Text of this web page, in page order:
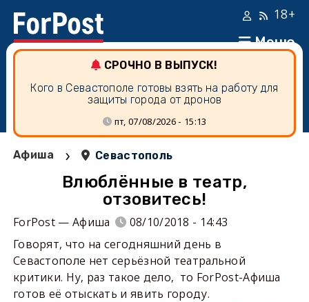
Меню
18+
СРОЧНО В ВЫПУСК!
Кого в Севастополе готовы взять на работу для
защиты города от дронов
пт, 07/08/2026 - 15:13
Афиша › Севастополь
Влюблённые в театр,
отзовитесь!
ForPost — Афиша
08/10/2018 - 14:43
Говорят, что на сегодняшний день в
Севастополе нет серьёзной театральной
критики. Ну, раз такое дело, то ForPost-Афиша
готов её отыскать и явить городу.